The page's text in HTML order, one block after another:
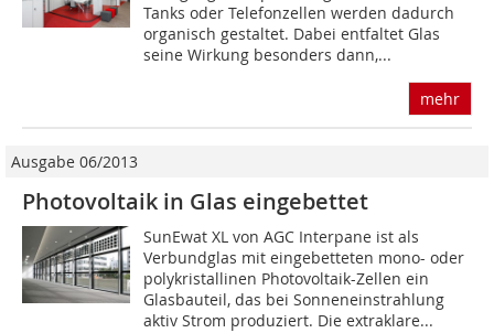
Tanks oder Telefonzellen werden dadurch
organisch gestaltet. Dabei entfaltet Glas
seine Wirkung besonders dann,...
mehr
Ausgabe 06/2013
Photovoltaik in Glas eingebettet
SunEwat XL von AGC Interpane ist als
Verbundglas mit eingebetteten mono- oder
polykristallinen Photovoltaik-Zellen ein
Glasbauteil, das bei Sonneneinstrahlung
aktiv Strom produziert. Die extraklare...